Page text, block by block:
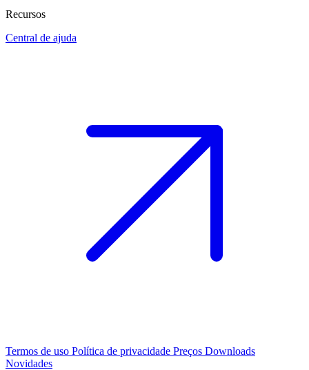
Recursos
Central de ajuda
Termos de uso Política de privacidade Preços Downloads
Novidades